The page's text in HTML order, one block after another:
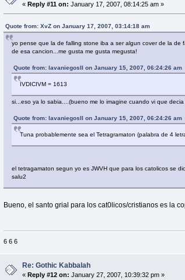
« Reply #11 on: January 17, 2007, 08:14:25 am »
Quote from: XvZ on January 17, 2007, 03:14:18 am
yo pense que la de falling stone iba a ser algun cover de la
de esa cancion...me gusta me gusta megusta!
Quote from: lavaniegosII on January 15, 2007, 06:24:26 am
IVDICIVM = 1613
si...eso ya lo sabia....(bueno me lo imagine cuando vi que decia
Quote from: lavaniegosII on January 15, 2007, 06:24:26 am
Tuna probablemente sea el Tetragramaton (palabra de 4
el tetragamaton segun yo es JWVH que para los catolicos se
salu2
Bueno, el santo grial para los cat0licos/cristianos es la
6 6 6
Re: Gothic Kabbalah
«Reply #12 on: January 27, 2007, 10:39:32 pm »